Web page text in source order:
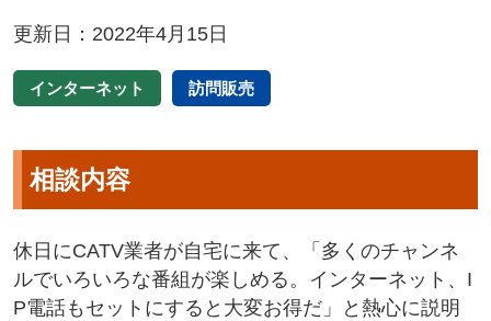
更新日：2022年4月15日
インターネット 訪問販売
相談内容
休日にCATV業者が自宅に来て、「多くのチャンネ
ルでいろいろな番組が楽しめる。インターネット、I
P電話もセットにすると大変お得だ」と熱心に説明